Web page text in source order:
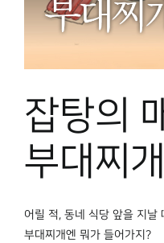
원문보기 PDF
박물관 홈페이지
잡탕의
부대찌개
어릴 적, 동네 식당 앞을 지날
부대찌개엔 뭐가 들어가지?